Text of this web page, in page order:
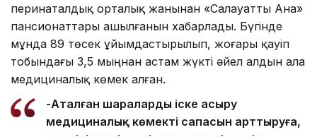
перинаталдық орталық жанынан «Салауатты Ана»
пансионаттары ашылғанын хабарлады. Бүгінде
мұнда 89 төсек ұйымдастырылып, жоғары қауіп
тобындағы 3,5 мыңнан астам жүкті әйел алдын ала
медициналық көмек алған.
-Аталған шараларды іске асыру
медициналық көмектің сапасын арттыруға,